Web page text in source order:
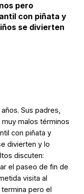
pero
con piñata y
se divierten
Sus padres,
malos términos
con piñata y
divierten y lo
discuten:
el paseo de fin de
visita al
pero el